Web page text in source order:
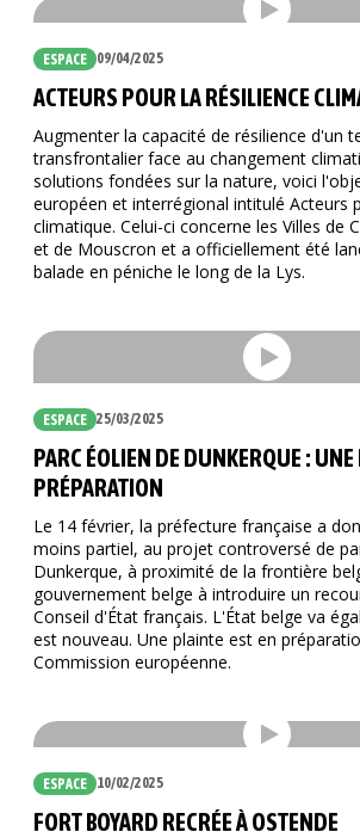
ESPACE 09/04/2025
ACTEURS POUR LA RÉSILIENCE
Augmenter la capacité de résilience d'un
transfrontalier face au changement
solutions fondées sur la nature, voici
européen et interrégional intitulé Acteurs
climatique. Celui-ci concerne les Villes de
et de Mouscron et a officiellement été
balade en péniche le long de la Lys.
ESPACE 25/03/2025
PARC ÉOLIEN DE DUNKERQUE : UNE
PRÉPARATION
Le 14 février, la préfecture française a
moins partiel, au projet controversé de
Dunkerque, à proximité de la frontière
gouvernement belge à introduire un
Conseil d'État français. L'État belge va
est nouveau. Une plainte est en
Commission européenne.
ESPACE 10/02/2025
FORT BOYARD RECRÉE À OSTENDE